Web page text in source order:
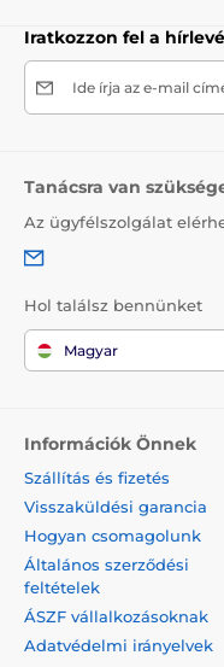
Iratkozzon fel a
Ide írja az e-mail
Tanácsra van
Az ügyfélszolgálat
Hol találsz bennünket
Magyar
Információk Önnek
Szállítás és fizetés
Visszaküldési garancia
Hogyan csomagolunk
Általános szerződési
feltételek
ÁSZF vállalkozásoknak
Adatvédelmi irányelvek